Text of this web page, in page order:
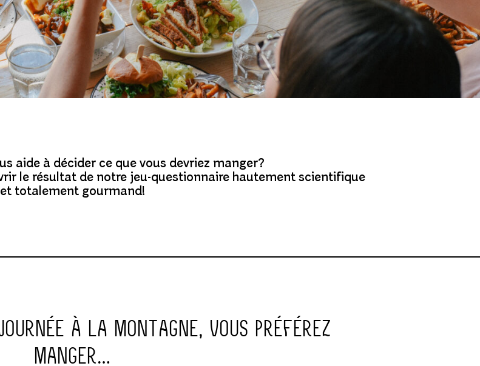
aide à décider ce que vous devriez manger?
le résultat de notre jeu-questionnaire hautement scientifique
et totalement gourmand!
à la montagne, vous préférez
manger…